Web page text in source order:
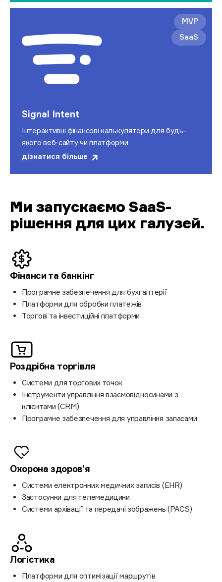
Signal Intent
Інтерактивні фінансові калькулятори для будь-
якого веб-сайту чи платформи
дізнатися більше
MVP
SaaS
Ми запускаємо SaaS-
рішення для цих галузей.
Фінанси та банкінг
Програмне забезпечення для бухгалтерії
Платформи для обробки платежів
Торгові та інвестиційні платформи
Роздрібна торгівля
Системи для торгових точок
Інструменти управління взаємовідносинами з
клієнтами (CRM)
Програмне забезпечення для управління запасами
Охорона здоров'я
Системи електронних медичних записів (EHR)
Застосунки для телемедицини
Системи архівації та передачі зображень (PACS)
Логістика
Платформи для оптимізації маршрутів